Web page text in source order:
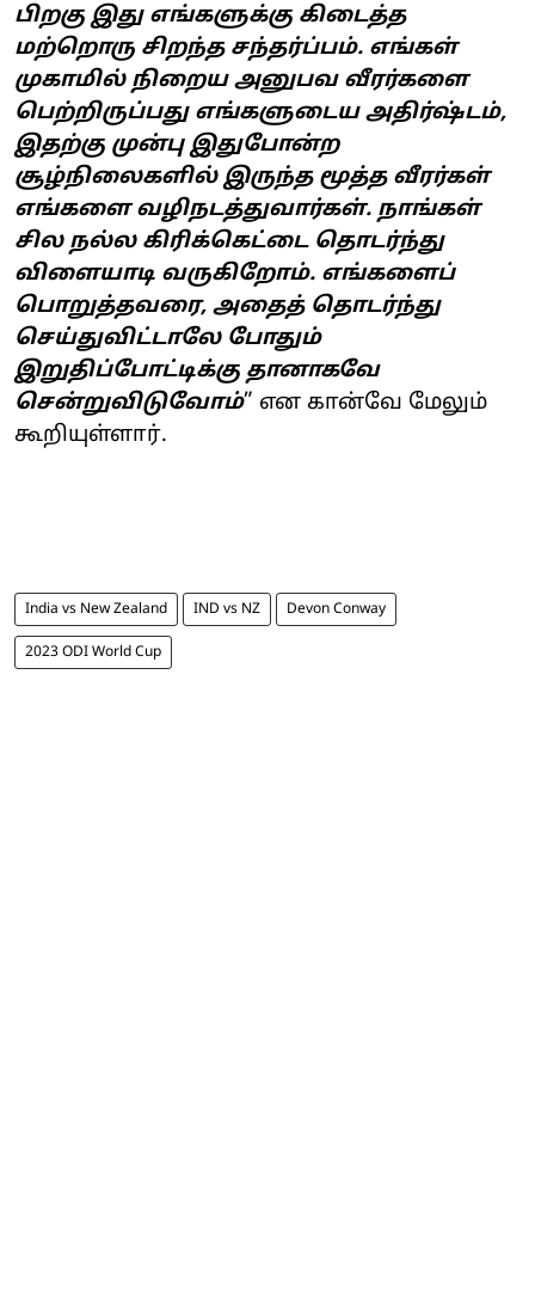
பிறகு இது எங்களுக்கு கிடைத்த
மற்றொரு சிறந்த சந்தர்ப்பம். எங்கள்
முகாமில் நிறைய அனுபவ வீரர்களை
பெற்றிருப்பது எங்களுடைய அதிர்ஷ்டம்,
இதற்கு முன்பு இதுபோன்ற
சூழ்நிலைகளில் இருந்த மூத்த வீரர்கள்
எங்களை வழிநடத்துவார்கள். நாங்கள்
சில நல்ல கிரிக்கெட்டை தொடர்ந்து
விளையாடி வருகிறோம். எங்களைப்
பொறுத்தவரை, அதைத் தொடர்ந்து
செய்துவிட்டாலே போதும்
இறுதிப்போட்டிக்கு தானாகவே
சென்றுவிடுவோம்” என கான்வே மேலும்
கூறியுள்ளார்.
India vs New Zealand IND vs NZ Devon Conway
2023 ODI World Cup